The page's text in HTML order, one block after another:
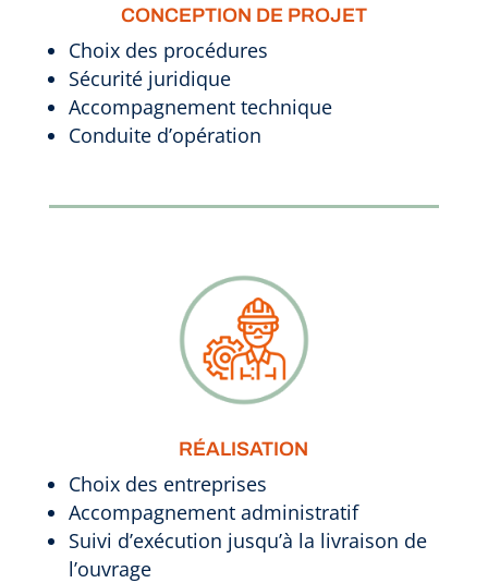
CONCEPTION DE PROJET
Choix des procédures
Sécurité juridique
Accompagnement technique
Conduite d’opération
RÉALISATION
Choix des entreprises
Accompagnement administratif
Suivi d’exécution jusqu’à la livraison de
l’ouvrage